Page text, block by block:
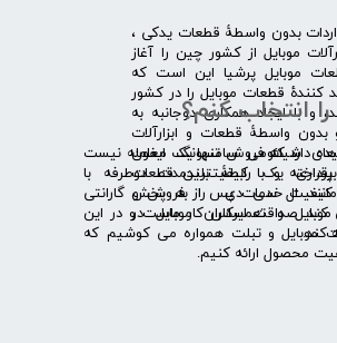
از سال 87 واردات بدون واسطۀ قطعات یدکی ،
موبایل از کشور چین را آغاز
موبایل پرشیا این است که
کنندۀ قطعات موبایل را در کشور
و با ایجاد همکاری دوجانبه به
واسطۀ قطعات و ابزارآلات
شیائومی سامسونگ ایفون
و با کیفیت­ترین قطعات
مانند ال سی دی را به پخش
و تعمیرکاران موبایل در
کند.
را انتخاب کنم؟
دارد که فروش تنها یک معامله نیست
یک رابطۀ بلندمدت دوطرفه با
کیفیت خدمات پس از فروش و گارانتی
کند. صداقت اساس کار ماست و در این
موبایل و تبلت همواره می کوشیم که
محصول ارائه کنیم.